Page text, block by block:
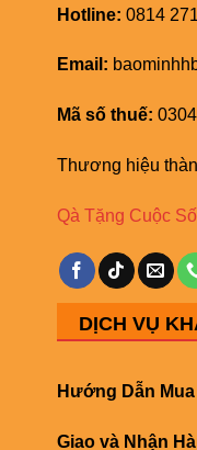
Hotline: 0814
Email:
Mã số thuế:
Thương hiệu
Qà Tặng Cuộc
DỊCH VỤ
Hướng Dẫn
Giao và Nhận